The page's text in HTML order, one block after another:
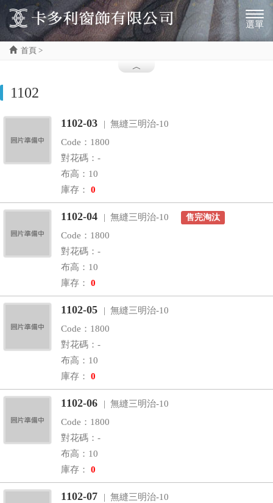
選單
首頁 >
1102
1102-03
| 無縫三明治-10
Code：1800
對花碼：-
布高：10
庫存： 0
1102-04 | 無縫三明治-10 售完淘汰
Code：1800
對花碼：-
布高：10
庫存： 0
1102-05
| 無縫三明治-10
Code：1800
對花碼：-
布高：10
庫存： 0
1102-06
| 無縫三明治-10
Code：1800
對花碼：-
布高：10
庫存： 0
1102-07
| 無縫三明治-10